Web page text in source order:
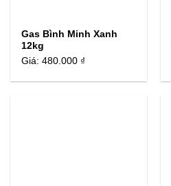
Gas Bình Minh Xanh
12kg
Giá:480.000 ₫